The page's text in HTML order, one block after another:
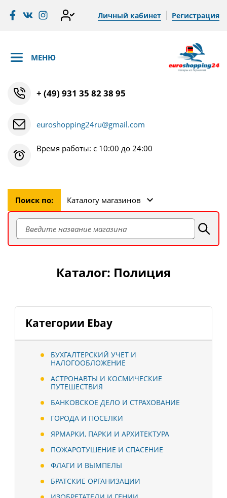
Личный кабинет Регистрация
МЕНЮ
+ (49) 931 35 82 38 95
euroshopping24ru@gmail.com
Время работы: с 10:00 до 24:00
Поиск по: Каталогу магазинов
Категории Ebay
БУХГАЛТЕРСКИЙ УЧЕТ И
НАЛОГООБЛОЖЕНИЕ
АСТРОНАВТЫ И КОСМИЧЕСКИЕ
ПУТЕШЕСТВИЯ
БАНКОВСКОЕ ДЕЛО И СТРАХОВАНИЕ
ГОРОДА И ПОСЕЛКИ
ЯРМАРКИ, ПАРКИ И АРХИТЕКТУРА
ПОЖАРОТУШЕНИЕ И СПАСЕНИЕ
ФЛАГИ И ВЫМПЕЛЫ
БРАТСКИЕ ОРГАНИЗАЦИИ
Каталог: Полиция